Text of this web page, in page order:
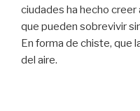
ciudades ha hecho creer
que pueden sobrevivir
En forma de chiste, que
del aire.